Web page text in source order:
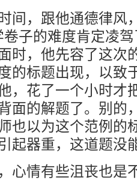
，跟他通德律风
子的难度肯定凌驾
时，他先容了这次
的标题出现，以致
，花了一个小时才
面的解题了。别的
也以为这个范例的
起器重，这道题没
情有些沮丧也是